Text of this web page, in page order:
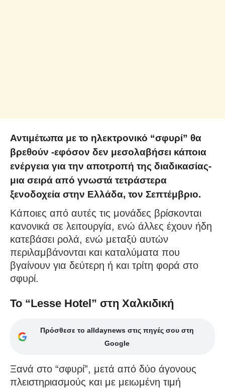
Αντιμέτωπα με το ηλεκτρονικό “σφυρί” θα
βρεθούν -εφόσον δεν μεσολαβήσει κάποια
ενέργεια για την αποτροπή της διαδικασίας-
μια σειρά από γνωστά τετράστερα
ξενοδοχεία στην Ελλάδα, τον Σεπτέμβριο.
Κάποιες από αυτές τις μονάδες βρίσκονται
κανονικά σε λειτουργία, ενώ άλλες έχουν ήδη
κατεβάσει ρολά, ενώ μεταξύ αυτών
περιλαμβάνονται και καταλύματα που
βγαίνουν για δεύτερη ή και τρίτη φορά στο
σφυρί.
Το “Lesse Hotel” στη Χαλκιδική
Πρόσθεσε το alldaynews στις πηγές σου στη
Google
Ξανά στο “σφυρί”, μετά από δύο άγονους
πλειστηριασμούς και με μειωμένη τιμή